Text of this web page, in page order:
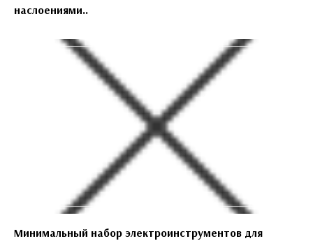
наслоениями..
Минимальный набор электроинструментов для